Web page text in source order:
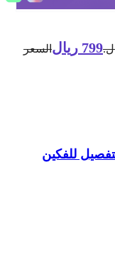
ريال السعر
للفكين